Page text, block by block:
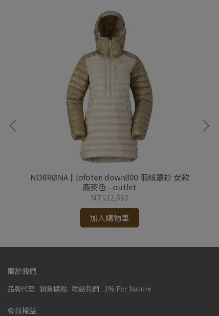
NORRØNA┃lofoten down800 羽絨罩衫 女款
燕麥色 - outlet
NT$12,593
加入購物車
關於我們
品牌代理 銷售據點 聯絡我們 1% For Nature
會員權益